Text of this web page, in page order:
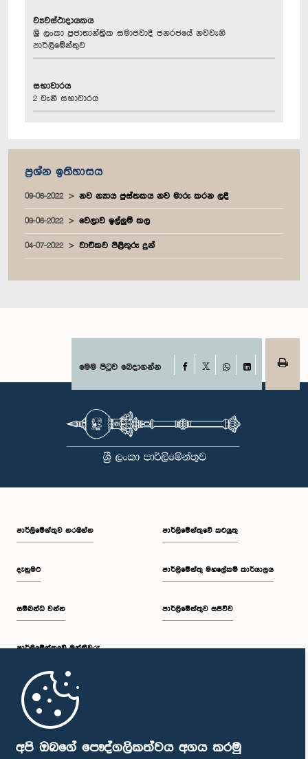
අපි ඔබගේ පෞද්ගලිකත්වය අගය කරමු
ව්‍යවස්ථාදායකය
ශ්‍රී ලංකා ප්‍රජාතාන්ත්‍රික සමාජවාදී ජනරජයේ නවවැනි
පාර්ලිමේන්තුව
සභාවාරය
2 වැනි සභාවාරය
ප්‍රශ්න ඉතිහාසය
09-06-2022 නව න්‍යාය පුස්තකය නව මාරු කරන ලදී
09-06-2022 වෙලාව ඉල්ලුම් කල
04-07-2022 වාචිකව පිළිතුරු දුන්
මෙම පිටුව බෙදාගන්න Facebook
WhatsAppLinkedIn
පාර්ලි‌මේන්තුව නරඹන්න
දැනුමට
සම්බන්ධ වන්න
පාර්ලි‌මේන්තුවේ මන්ත්‍රීවරු
මුල් පිටුව
පාර්ලිමේන්තුවේ කටයුතු
පාර්ලිමේන්තු මහලේකම් කාර්යාලය
පාර්ලිමේන්තුව සජීවීව
පාර්ලිමේන්තු ජංගම යෙදුම